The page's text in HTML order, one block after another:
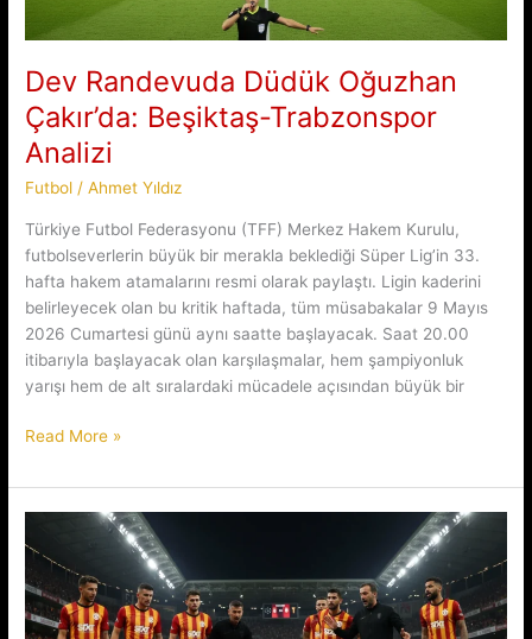
Dev Randevuda Düdük Oğuzhan
Çakır’da: Beşiktaş-Trabzonspor
Analizi
Futbol /Ahmet Yıldız
Türkiye Futbol Federasyonu (TFF) Merkez Hakem Kurulu,
futbolseverlerin büyük bir merakla beklediği Süper Lig’in 33.
hafta hakem atamalarını resmi olarak paylaştı. Ligin kaderini
belirleyecek olan bu kritik haftada, tüm müsabakalar 9 Mayıs
2026 Cumartesi günü aynı saatte başlayacak. Saat 20.00
itibarıyla başlayacak olan karşılaşmalar, hem şampiyonluk
yarışı hem de alt sıralardaki mücadele açısından büyük bir
Dev
Düdük
Oğuzhan
Beşiktaş-
Trabzonspor
Analizi
Read More »